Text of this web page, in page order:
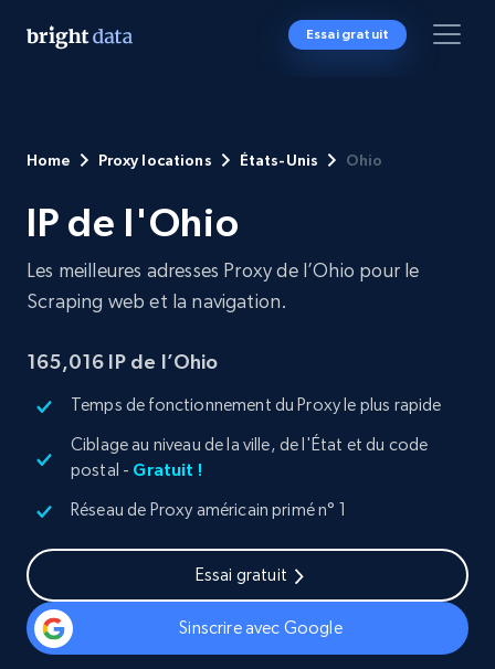
Essai gratuit
Home Proxy locations États-Unis Ohio
IP de l'Ohio
Les meilleures adresses Proxy de l’Ohio pour le
Scraping web et la navigation.
165,016 IP de l’Ohio
Temps de fonctionnement du Proxy le plus rapide
Ciblage au niveau de la ville, de l'État et du code
postal - Gratuit !
Réseau de Proxy américain primé n° 1
Essai gratuit
Sinscrire avec Google